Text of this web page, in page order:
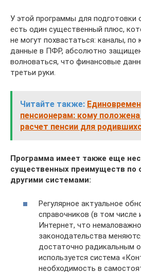
У этой программы для
есть один существенный плюс,
не могут похвастаться: каналы,
данные в ПФР, абсолютно
волноваться, что финансовые
третьи руки.
Читайте также:
пенсионерам: кому положена
расчет пенсии для
Программа имеет также еще
существенных преимуществ по
другими системами:
Регулярное актуальное
справочников (в том
Интернет, что
законодательства
достаточно радикальным
используется система
необходимость в